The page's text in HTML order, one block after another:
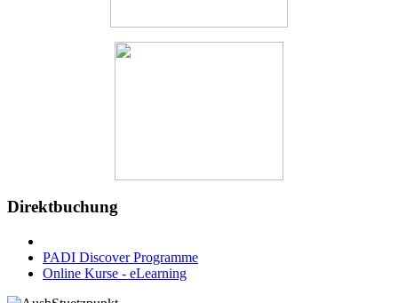
Direktbuchung
PADI Discover Programme
Online Kurse - eLearning